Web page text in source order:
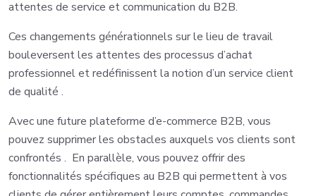
attentes de service et communication du B2B.
Ces changements générationnels sur le lieu de travail
bouleversent les attentes des processus d’achat
professionnel et redéfinissent la notion d’un service client
de qualité .
Avec une future plateforme d’e-commerce B2B, vous
pouvez supprimer les obstacles auxquels vos clients sont
confrontés . En parallèle, vous pouvez offrir des
fonctionnalités spécifiques au B2B qui permettent à vos